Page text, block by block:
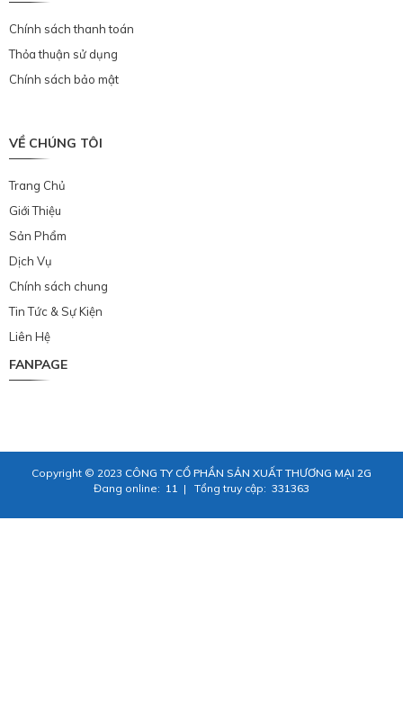
Chính sách thanh toán
Thỏa thuận sử dụng
Chính sách bảo mật
VỀ CHÚNG TÔI
Trang Chủ
Giới Thiệu
Sản Phẩm
Dịch Vụ
Chính sách chung
Tin Tức & Sự Kiện
Liên Hệ
FANPAGE
Copyright © 2023 CÔNG TY CỔ PHẦN SẢN XUẤT THƯƠNG MẠI 2G
Đang online: 11 | Tổng truy cập: 331363